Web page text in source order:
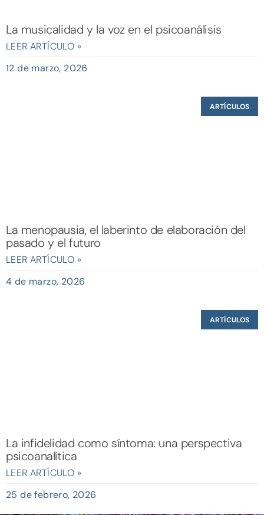
La musicalidad y la voz en el psicoanálisis
LEER ARTÍCULO »
12 de marzo, 2026
ARTÍCULOS
La menopausia, el laberinto de elaboración del
pasado y el futuro
LEER ARTÍCULO »
4 de marzo, 2026
ARTÍCULOS
La infidelidad como síntoma: una perspectiva
psicoanalítica
LEER ARTÍCULO »
25 de febrero, 2026